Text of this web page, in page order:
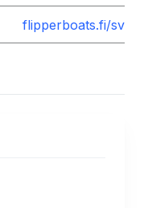
flipperboats.fi/sv